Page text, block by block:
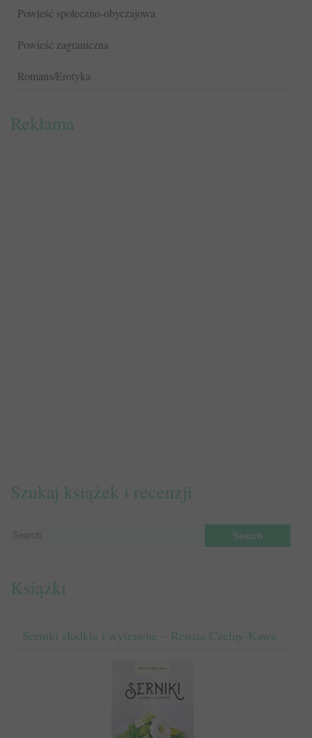
Powieść społeczno-obyczajowa
Powieść zagraniczna
Romans/Erotyka
Reklama
Szukaj książek i recenzji
Książki
Serniki słodkie i wytrawne – Renata Czelny-Kawa